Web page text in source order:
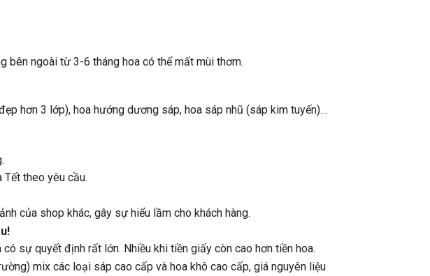
bên ngoài từ 3-6 tháng hoa có thể mất mùi thơm.
hơn 3 lớp), hoa hướng dương sáp, hoa sáp nhũ (sáp kim tuyến)…
Tết theo yêu cầu.
của shop khác, gây sự hiểu lầm cho khách hàng.
sự quyết định rất lớn. Nhiều khi tiền giấy còn cao hơn tiền hoa.
mix các loại sáp cao cấp và hoa khô cao cấp, giá nguyên liệu